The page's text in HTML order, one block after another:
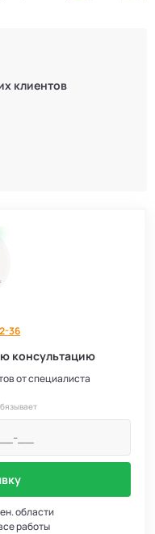
клиентов
36
консультацию
от специалиста
области
работы